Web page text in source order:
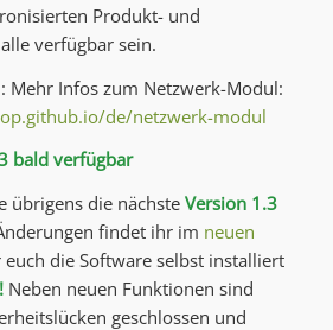
Produkt- und
verfügbar sein.
Mehr Infos zum Netzwerk-Modul:
de/netzwerk-modul
bald verfügbar
übrigens die nächste Version 1.3
findet ihr im neuen
euch die Software selbst installiert
Neben neuen Funktionen sind
geschlossen und